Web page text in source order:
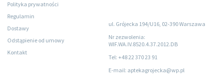
Polityka prywatności
Regulamin
Dostawy
Odstąpienie od umowy
Kontakt
ul. Grójecka 194/U16, 02-390 Warszawa
Nr zezwolenia:
WIF.WA.IV.8520.4.37.2012.DB
Tel: +48 22 370 23 91
E-mail: aptekagrojecka@wp.pl